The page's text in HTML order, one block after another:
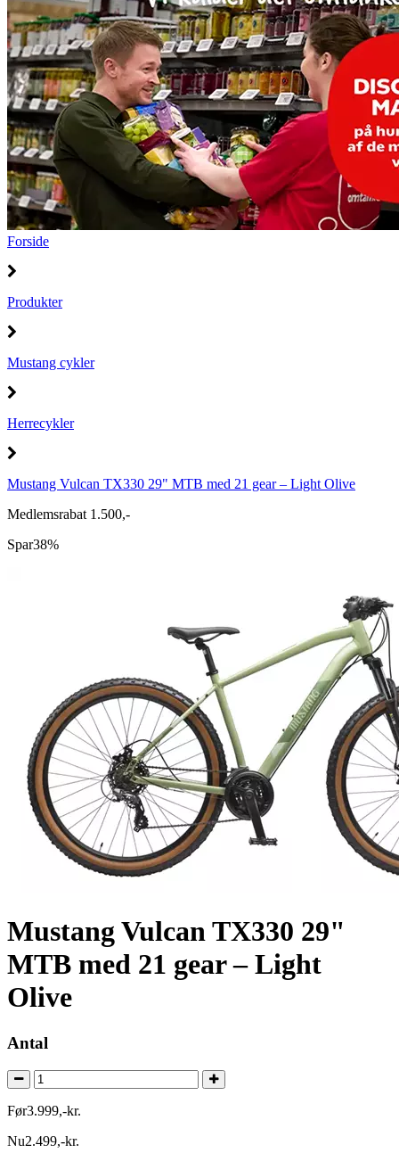
Forside
Produkter
Mustang cykler
Herrecykler
Mustang Vulcan TX330 29" MTB med 21 gear – Light Olive
Medlemsrabat 1.500,-
Spar38%
Mustang Vulcan TX330 29"
MTB med 21 gear – Light
Olive
Antal
Før3.999,-kr.
Nu2.499,-kr.